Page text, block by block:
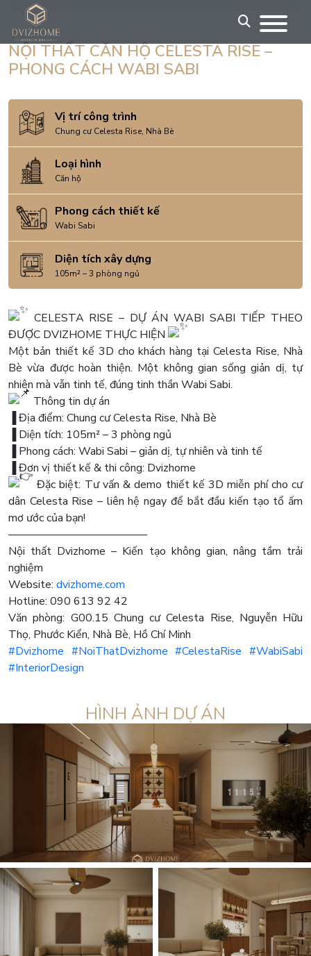
content
NỘI THẤT CĂN HỘ CELESTA RISE –
PHONG CÁCH WABI SABI
Vị trí công trình
Chung cư Celesta Rise, Nhà Bè
Loại hình
Căn hộ
Phong cách thiết kế
Wabi Sabi
Diện tích xây dựng
105m² – 3 phòng ngủ
CELESTA RISE – DỰ ÁN WABI SABI TIẾP THEO
ĐƯỢC DVIZHOME THỰC HIỆN
Một bản thiết kế 3D cho khách hàng tại Celesta Rise, Nhà
Bè vừa được hoàn thiện. Một không gian sống giản dị, tự
nhiên mà vẫn tinh tế, đúng tinh thần Wabi Sabi.
Thông tin dự án
▐ Địa điểm: Chung cư Celesta Rise, Nhà Bè
▐ Diện tích: 105m² – 3 phòng ngủ
▐ Phong cách: Wabi Sabi – giản dị, tự nhiên và tinh tế
▐ Đơn vị thiết kế & thi công: Dvizhome
Đặc biệt: Tư vấn & demo thiết kế 3D miễn phí cho cư
dân Celesta Rise – liên hệ ngay để bắt đầu kiến tạo tổ ấm
mơ ước của bạn!
————————————–
Nội thất Dvizhome – Kiến tạo không gian, nâng tầm trải
nghiệm
Website: dvizhome.com
Hotline: 090 613 92 42
Văn phòng: G00.15 Chung cư Celesta Rise, Nguyễn Hữu
Thọ, Phước Kiển, Nhà Bè, Hồ Chí Minh
#Dvizhome #NoiThatDvizhome #CelestaRise #WabiSabi
#InteriorDesign
HÌNH ẢNH DỰ ÁN